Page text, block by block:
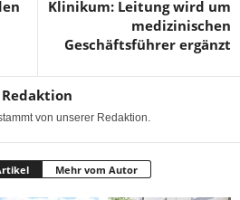
Klinikum: Leitung wird um
medizinischen
Geschäftsführer ergänzt
Redaktion
von unserer Redaktion.
Mehr vom Autor